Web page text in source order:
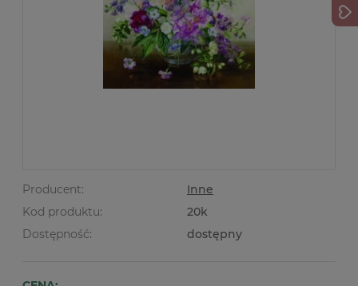
Producent:
Inne
Kod produktu:
20k
Dostępność:
dostępny